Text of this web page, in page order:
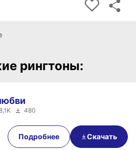
рингтоны:
00:22
480
Подробнее Скачать